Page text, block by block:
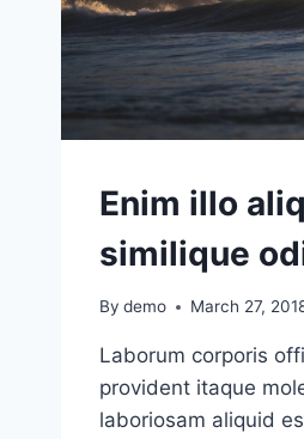
Enim illo
similique
By demo March 27,
Laborum corporis
provident itaque
laboriosam aliquid